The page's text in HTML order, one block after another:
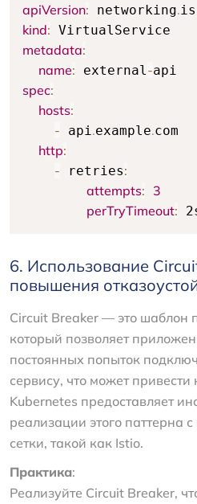
apiVersion: networking.
kind:
metadata:
name: external-
spec:
hosts:
- api.example.com
http:
- retries:
attempts: 3
perTryTimeout:
6. Использование
повышения
Circuit Breaker — это шаблон
который позволяет
постоянных попыток
сервису, что может привести
Kubernetes предоставляет
реализации этого паттерна
сетки, такой как Istio.
Практика:
Реализуйте Circuit Breaker,